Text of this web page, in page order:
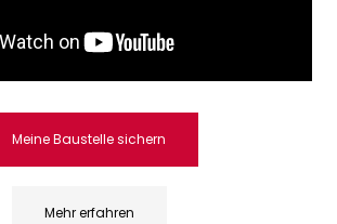
Meine Baustelle sichern
Mehr erfahren